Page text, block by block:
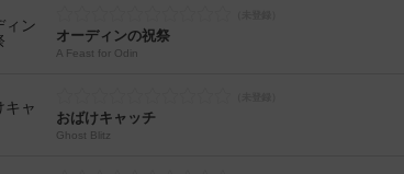
オーディンの祝祭
A Feast for Odin
おばけキャッチ
Ghost Blitz